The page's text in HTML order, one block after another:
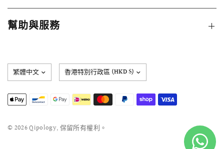
幫助與服務
更
新
家/
地
© 2026 Qipology, 保留所有權利。